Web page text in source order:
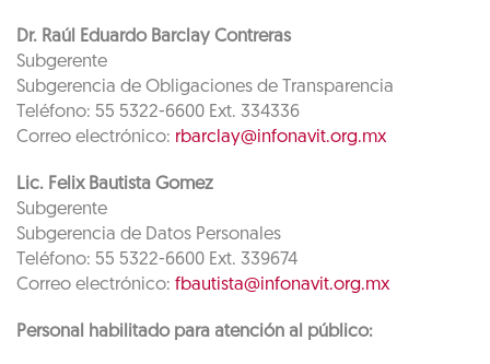
Dr. Raúl Eduardo Barclay Contreras
Subgerente
Subgerencia de Obligaciones de Transparencia
Teléfono: 55 5322-6600 Ext. 334336
Correo electrónico: rbarclay@infonavit.org.mx
Lic. Felix Bautista Gomez
Subgerente
Subgerencia de Datos Personales
Teléfono: 55 5322-6600 Ext. 339674
Correo electrónico: fbautista@infonavit.org.mx
Personal habilitado para atención al público: